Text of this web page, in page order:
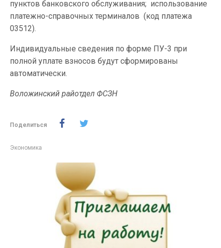
пунктов банковского обслуживания; использование
платежно-справочных терминалов (код платежа
03512).
Индивидуальные сведения по форме ПУ-3 при
полной уплате взносов будут сформированы
автоматически.
Воложинский райотдел ФСЗН
Поделиться
Экономика